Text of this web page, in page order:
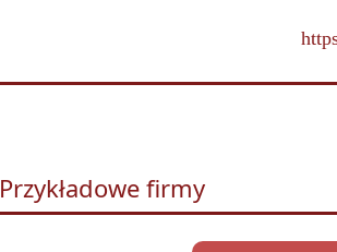
Przykładowe firmy